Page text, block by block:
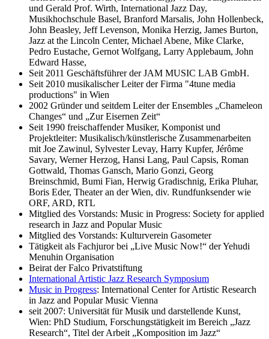
und Gerald Prof. Wirth, International Jazz Day,
Musikhochschule Basel, Branford Marsalis, John Hollenbeck,
John Beasley, Jeff Levenson, Monika Herzig, James Burton,
Jazz at the Lincoln Center, Michael Abene, Mike Clarke,
Pedro Eustache, Gernot Wolfgang, Larry Applebaum, John
Edward Hasse,
Seit 2011 Geschäftsführer der JAM MUSIC LAB GmbH.
Seit 2010 musikalischer Leiter der Firma "4tune media
productions" in Wien
2002 Gründer und seitdem Leiter der Ensembles „Chameleon
Changes“ und „Zur Eisernen Zeit“
Seit 1990 freischaffender Musiker, Komponist und
Projektleiter: Musikalisch/künstlerische Zusammenarbeiten
mit Joe Zawinul, Sylvester Levay, Harry Kupfer, Jérôme
Savary, Werner Herzog, Hansi Lang, Paul Capsis, Roman
Gottwald, Thomas Gansch, Mario Gonzi, Georg
Breinschmid, Bumi Fian, Herwig Gradischnig, Erika Pluhar,
Boris Eder, Theater an der Wien, div. Rundfunksender wie
ORF, ARD, RTL
Mitglied des Vorstands: Music in Progress: Society for applied
research in Jazz and Popular Music
Mitglied des Vorstands: Kulturverein Gasometer
Tätigkeit als Fachjuror bei „Live Music Now!“ der Yehudi
Menuhin Organisation
Beirat der Falco Privatstiftung
International Artistic Jazz Research Symposium
Music in Progress: International Center for Artistic Research
in Jazz and Popular Music Vienna
seit 2007: Universität für Musik und darstellende Kunst,
Wien: PhD Studium, Forschungstätigkeit im Bereich „Jazz
Research“, Titel der Arbeit „Komposition im Jazz“